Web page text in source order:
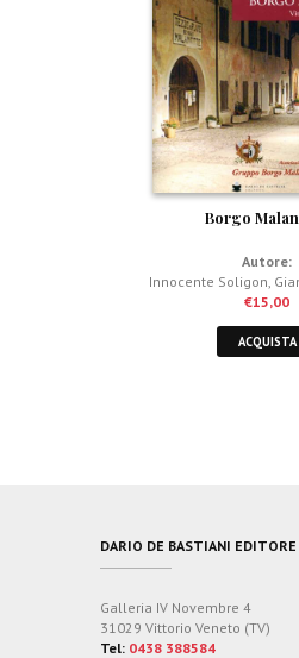
Borgo
Autore:
Innocente Soligon
€15,00
ACQUISTA
DARIO DE BASTIANI EDITORE
Galleria IV Novembre 4
31029 Vittorio Veneto (TV)
Tel: 0438 388584